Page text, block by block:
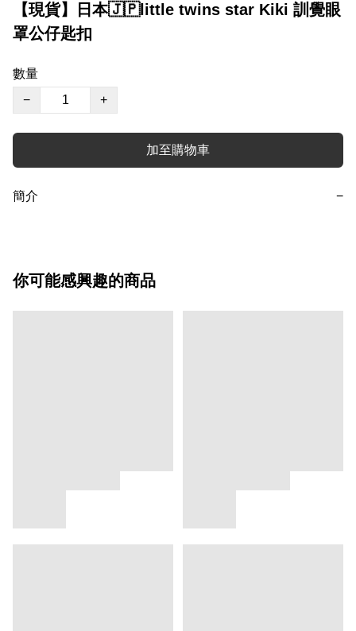
【現貨】日本🇯🇵little twins star Kiki 訓覺眼
罩公仔匙扣
數量
−
+
加至購物車
簡介 −
你可能感興趣的商品